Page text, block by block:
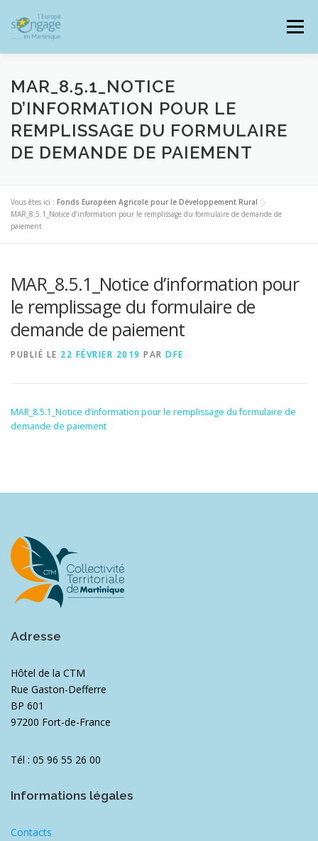
contenu
Menu
PROGRAMMES J’AI UN PROJET
SIGNALER UNE FRAUDE
MAR_8.5.1_NOTICE
D’INFORMATION POUR LE
REMPLISSAGE DU FORMULAIRE
DE DEMANDE DE PAIEMENT
Vous êtes ici : Fonds Européen Agricole pour le Développement Rural >
MAR_8.5.1_Notice d’information pour le remplissage du formulaire de demande de
paiement
MAR_8.5.1_Notice d’information pour
le remplissage du formulaire de
demande de paiement
PUBLIÉ LE 22 FÉVRIER 2019 PAR DFE
MAR_8.5.1_Notice d’information pour le remplissage du formulaire de
demande de paiement
Adresse
Hôtel de la CTM
Rue Gaston-Defferre
BP 601
97200 Fort-de-France
Tél : 05 96 55 26 00
Informations légales
Contacts